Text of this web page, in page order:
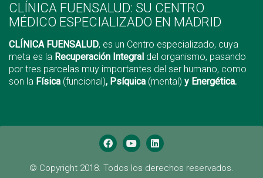
CLÍNICA FUENSALUD: SU CENTRO
MÉDICO ESPECIALIZADO EN MADRID
CLÍNICA FUENSALUD, es un Centro especializado, cuya
meta es la Recuperación Integral del organismo, pasando
por tres parcelas muy importantes del ser humano, como
son la Física (funcional), Psíquica (mental) y Energética.
© Copyright 2018. Todos los derechos reservados.